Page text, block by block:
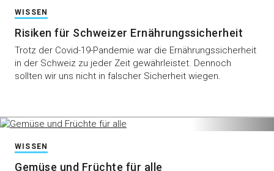
WISSEN
Risiken für Schweizer Ernährungssicherheit
Trotz der Covid-19-Pandemie war die Ernährungssicherheit
in der Schweiz zu jeder Zeit gewährleistet. Dennoch
sollten wir uns nicht in falscher Sicherheit wiegen.
WISSEN
Gemüse und Früchte für alle